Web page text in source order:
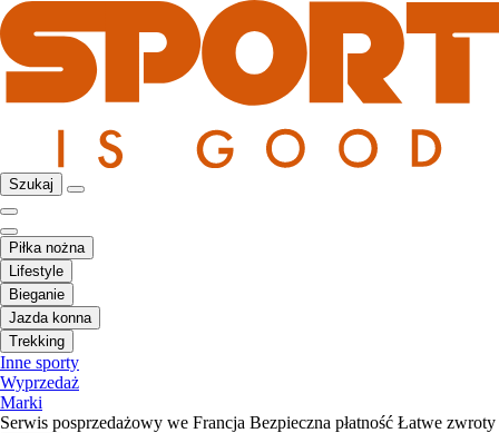
Szukaj
Piłka nożna
Lifestyle
Bieganie
Jazda konna
Trekking
Inne sporty
Wyprzedaż
Marki
Serwis posprzedażowy we Francja Bezpieczna płatność Łatwe zwroty